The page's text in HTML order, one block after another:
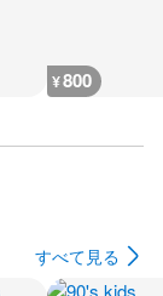
¥800
すべて見る